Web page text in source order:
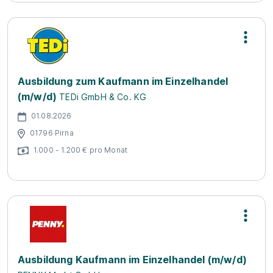
Ausbildung zum Kaufmann im Einzelhandel
(m/w/d) TEDi GmbH & Co. KG
01.08.2026
01796 Pirna
1.000 - 1.200 € pro Monat
Ausbildung Kaufmann im Einzelhandel (m/w/d)